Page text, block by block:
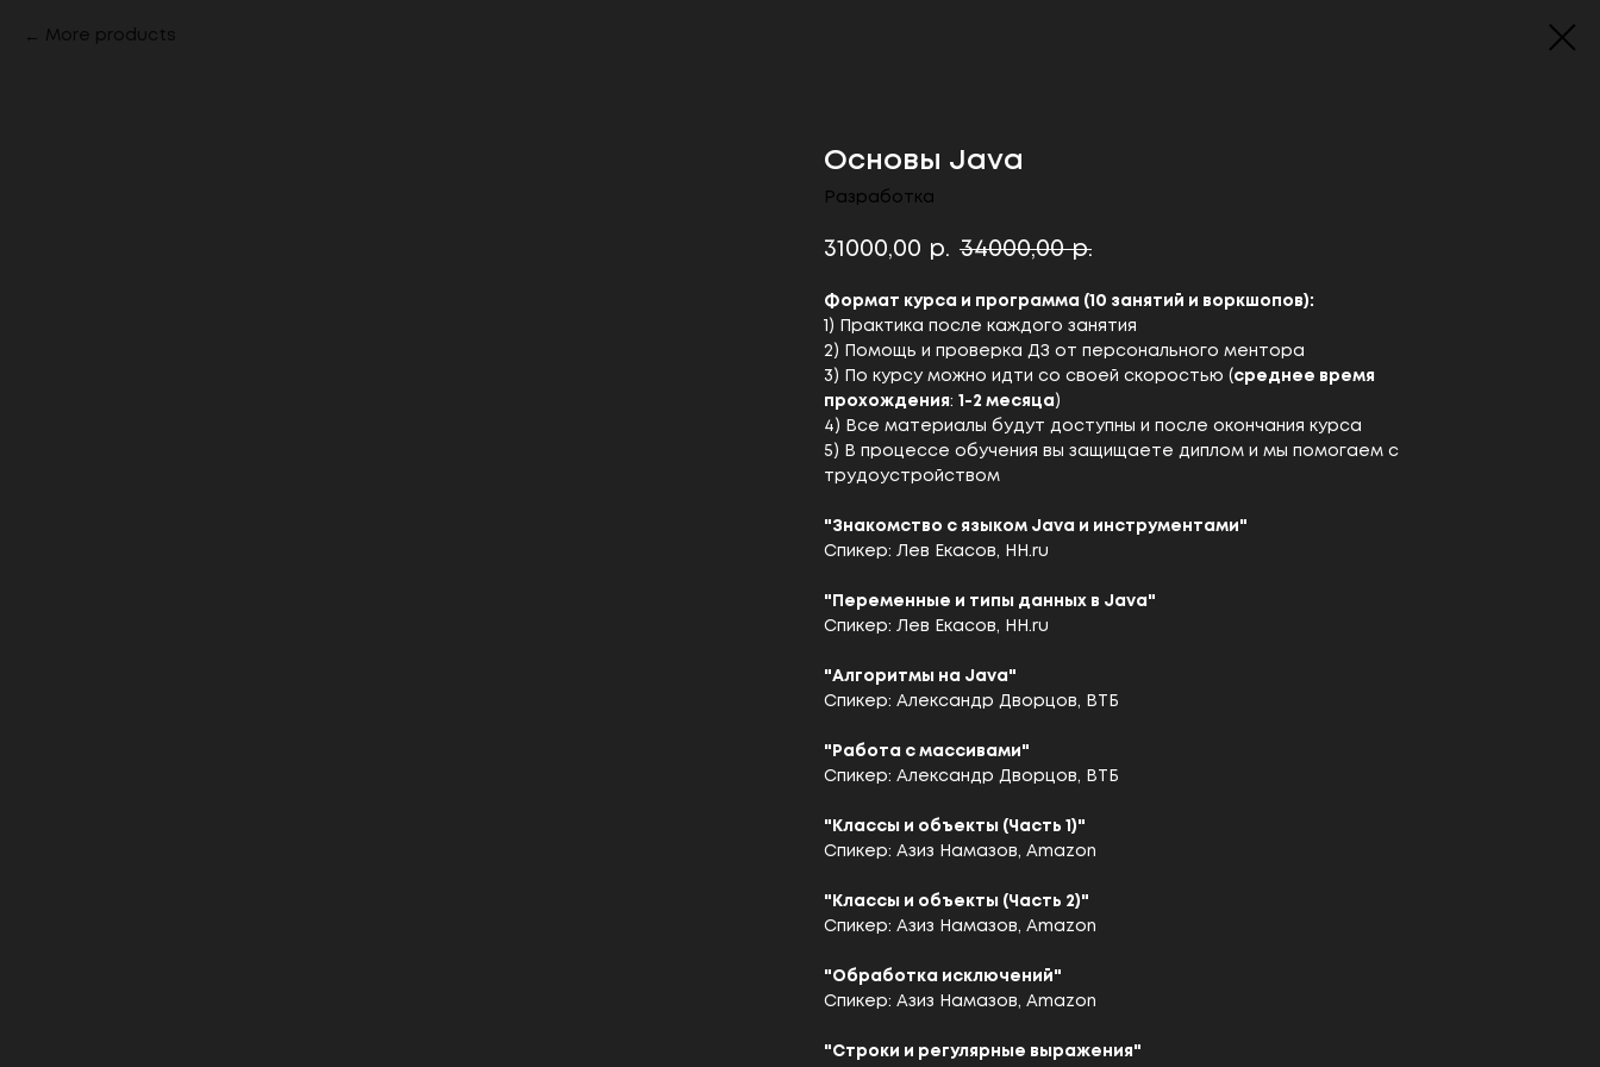
More products
Основы Java
Разработка
31000,00 р. 34000,00 р.
Формат курса и программа (10 занятий и воркшопов):
1) Практика после каждого занятия
2) Помощь и проверка ДЗ от персонального ментора
3) По курсу можно идти со своей скоростью (среднее время
прохождения: 1-2 месяца )
4) Все материалы будут доступны и после окончания курса
5) В процессе обучения вы защищаете диплом и мы помогаем с
трудоустройством
"Знакомство с языком Java и инструментами"
Спикер: Лев Екасов, HH.ru
"Переменные и типы данных в Java"
Спикер: Лев Екасов, HH.ru
"Алгоритмы на Java"
Спикер: Александр Дворцов, ВТБ
"Работа с массивами"
Спикер: Александр Дворцов, ВТБ
"Классы и объекты (Часть 1)"
Спикер: Азиз Намазов, Amazon
"Классы и объекты (Часть 2)"
Спикер: Азиз Намазов, Amazon
"Обработка исключений"
Спикер: Азиз Намазов, Amazon
"Строки и регулярные выражения"